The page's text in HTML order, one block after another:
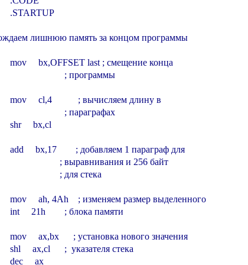
.STARTUP
лишнюю память за концом программы
mov     bx,OFFSET last ; смещение конца
; программы
mov     cl,4           ; вычисляем длину в
; параграфах
shr     bx,cl
add     bx,17        ; добавляем 1 параграф для
; выравнивания и 256 байт
; для стека
mov     ah, 4Ah    ; изменяем размер выделенного
int     21h        ; блока памяти
mov     ax,bx      ; установка нового значения
shl     ax,cl      ;  указателя стека
dec     ax